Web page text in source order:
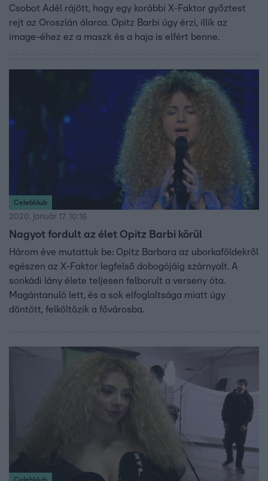
Csobot Adél rájött, hogy egy korábbi X-Faktor győztest
rejt az Oroszlán álarca. Opitz Barbi úgy érzi, illik az
image-éhez ez a maszk és a haja is elfért benne.
Celebklub
2020. január 17. 10:16
Nagyot fordult az élet Opitz Barbi körül
Három éve mutattuk be: Opitz Barbara az uborkaföldekről
egészen az X-Faktor legfelső dobogójáig szárnyalt. A
sonkádi lány élete teljesen felborult a verseny óta.
Magántanuló lett, és a sok elfoglaltsága miatt úgy
döntött, felköltözik a fővárosba.